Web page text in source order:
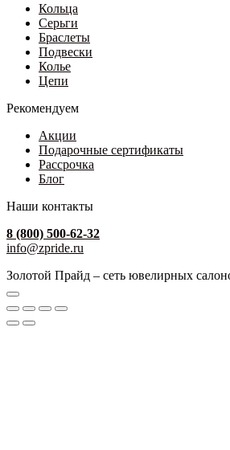
Кольца
Серьги
Браслеты
Подвески
Колье
Цепи
Рекомендуем
Акции
Подарочные сертификаты
Рассрочка
Блог
Наши контакты
8 (800) 500-62-32
info@zpride.ru
Золотой Прайд – сеть ювелирных